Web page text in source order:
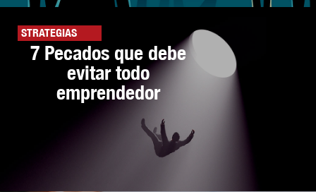
STRATEGIAS
7 Pecados que debe
evitar todo
emprendedor